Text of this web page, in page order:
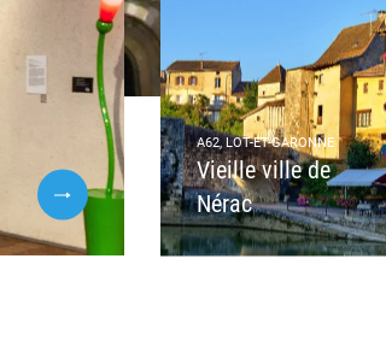
A62, LOT-ET-GARONNE
Vieille ville de
Nérac